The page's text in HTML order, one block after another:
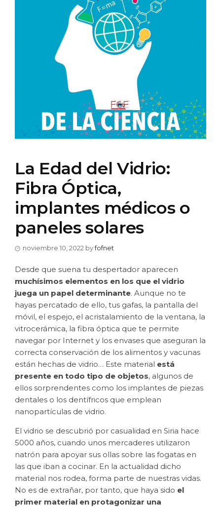
La Edad del Vidrio:
Fibra Óptica,
implantes médicos o
paneles solares
noviembre 10, 2022 byfofnet
Desde que suena tu despertador aparecen
muchísimos elementos en los que el vidrio
juega un papel determinante. Aunque no te
hayas percatado de ello, tus gafas, la pantalla del
móvil, el espejo, el acristalamiento de la ventana, la
vitrocerámica, la fibra óptica que te permite
navegar por Internet y los envases que aseguran la
correcta conservación de los alimentos y vacunas
están hechas de vidrio… Este material está
presente en todo tipo de objetos, algunos de
ellos sorprendentes como los implantes de piezas
dentales o los dentífricos que emplean
nanopartículas de vidrio.
El vidrio se descubrió por casualidad en Siria hace
5000 años, cuando unos mercaderes utilizaron
natrón para apoyar sus ollas sobre las fogatas en
las que iban a cocinar. En la actualidad dicho
material nos rodea, forma parte de nuestras vidas.
No es de extrañar, por tanto, que haya sido el
primer material en protagonizar una